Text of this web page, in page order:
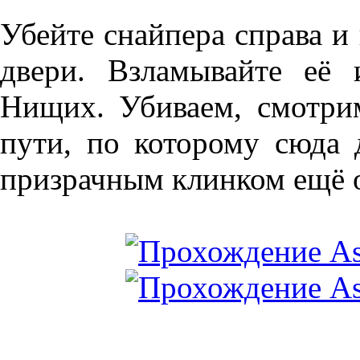
Убейте снайпера справа
двери. Взламывайте
Нищих. Убиваем,
пути, по которому сюда
призрачным клинком ещё